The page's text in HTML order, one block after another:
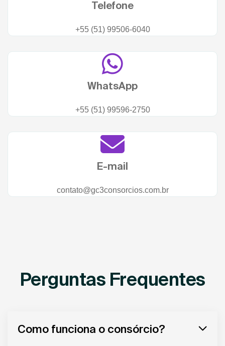
Telefone
+55 (51) 99506-6040
WhatsApp
+55 (51) 99596-2750
E-mail
contato@gc3consorcios.com.br
Perguntas Frequentes
Como funciona o consórcio?